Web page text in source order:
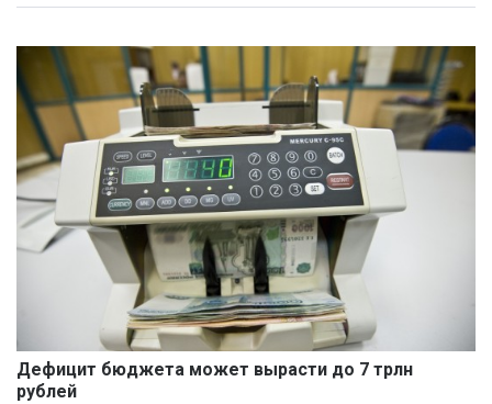
Дефицит бюджета может вырасти до 7 трлн
рублей